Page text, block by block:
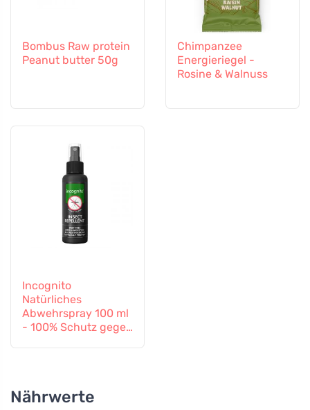
Bombus Raw protein
Peanut butter 50g
Chimpanzee
Energieriegel -
Rosine & Walnuss
Incognito
Natürliches
Abwehrspray 100 ml
- 100% Schutz gegen
Nährwerte